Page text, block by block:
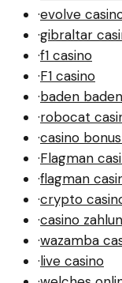
·evolve
·gibraltar
·f1 casino
·F1 casino
·baden
·robocat
·casino
·Flagman
·flagman
·crypto
·casino
·wazamba
·live casino